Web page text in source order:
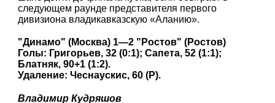
следующем раунде представителя первого
дивизиона владикавказскую «Аланию».
"Динамо" (Москва) 1—2 "Ростов" (Ростов)
Голы: Григорьев, 32 (0:1); Сапета, 52 (1:1);
Блатняк, 90+1 (1:2).
Удаление: Чеснаускис, 60 (Р).
Владимир Кудряшов